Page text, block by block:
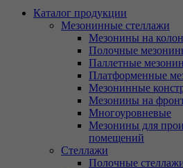
Каталог продукции
Мезонинные стеллажи
Мезонины на
Полочные
Паллетные
Платформенные
Мезонинные
Мезонины на
Многоуровневые
Мезонины для
помещений
Стеллажи
Полочные